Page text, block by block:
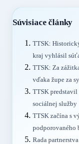
Súvisiace články
TTSK:
kraj vyhlásil
TTSK: Za
vďaka župe za
TTSK
sociálnej služby
TTSK začína s
podporovaného
Rada